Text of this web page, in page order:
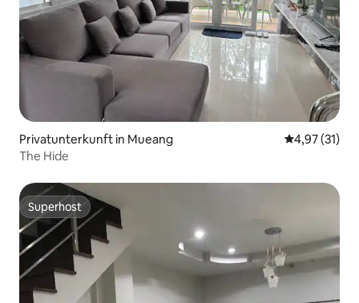
Privatunterkunft in Mueang
4,97 (31)
The Hide
Superhost
Superhost